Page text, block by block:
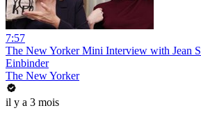
7:57
The New Yorker Mini Interview with Jean
Einbinder
The New Yorker
il y a 3 mois